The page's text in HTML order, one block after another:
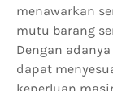
menawarkan
mutu barang
Dengan
dapat